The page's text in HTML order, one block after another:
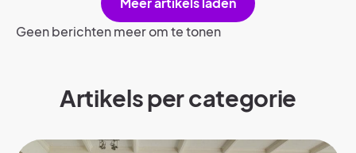
Geen berichten meer om te tonen
Artikels per categorie​